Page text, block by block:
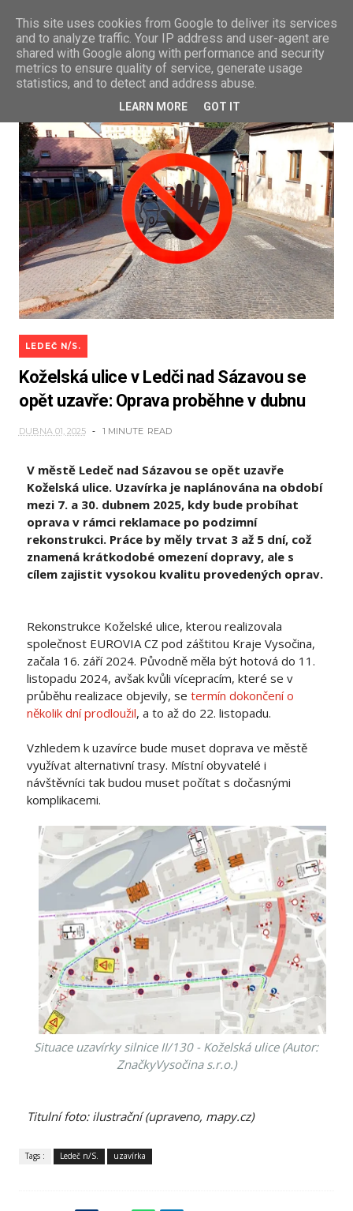
LEDEČ N/S.
Koželská ulice v Ledči nad Sázavou se
opět uzavře: Oprava proběhne v dubnu
DUBNA 01, 2025 1 MINUTE READ
V městě Ledeč nad Sázavou se opět uzavře
Koželská ulice. Uzavírka je naplánována na období
mezi 7. a 30. dubnem 2025, kdy bude probíhat
oprava v rámci reklamace po podzimní
rekonstrukci. Práce by měly trvat 3 až 5 dní, což
znamená krátkodobé omezení dopravy, ale s
cílem zajistit vysokou kvalitu provedených oprav.
Rekonstrukce Koželské ulice, kterou realizovala
společnost EUROVIA CZ pod záštitou Kraje Vysočina,
začala 16. září 2024. Původně měla být hotová do 11.
listopadu 2024, avšak kvůli vícepracím, které se v
průběhu realizace objevily, se termín dokončení o
několik dní prodloužil, a to až do 22. listopadu.
Vzhledem k uzavírce bude muset doprava ve městě
využívat alternativní trasy. Místní obyvatelé i
návštěvníci tak budou muset počítat s dočasnými
komplikacemi.
Situace uzavírky silnice II/130 - Koželská ulice (Autor:
ZnačkyVysočina s.r.o.)
Titulní foto: ilustrační (upraveno, mapy.cz)
Tags : Ledeč n/S. uzavírka
This site uses cookies from Google to deliver its services
and to analyze traffic. Your IP address and user-agent are
shared with Google along with performance and security
metrics to ensure quality of service, generate usage
statistics, and to detect and address abuse.
LEARN MORE GOT IT